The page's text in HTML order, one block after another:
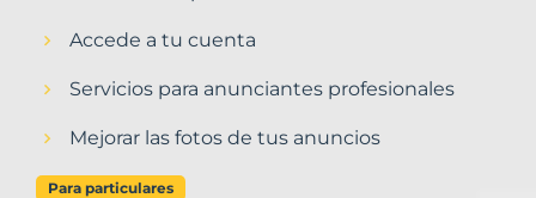
Accede a tu cuenta
Servicios para anunciantes profesionales
Mejorar las fotos de tus anuncios
Para particulares